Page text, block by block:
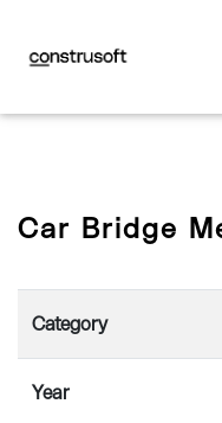
Car Bridge
Category
Year